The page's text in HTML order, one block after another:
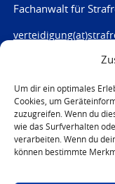
Um dir ein optimales
Cookies, um
zuzugreifen. Wenn du
wie das Surfverhalten
verarbeiten. Wenn du
können bestimmte
Fachanwalt für
Louisenstraße 84
61348 Bad Homburg
Telefon:06172 - 66
Telefax: 06172 - 66